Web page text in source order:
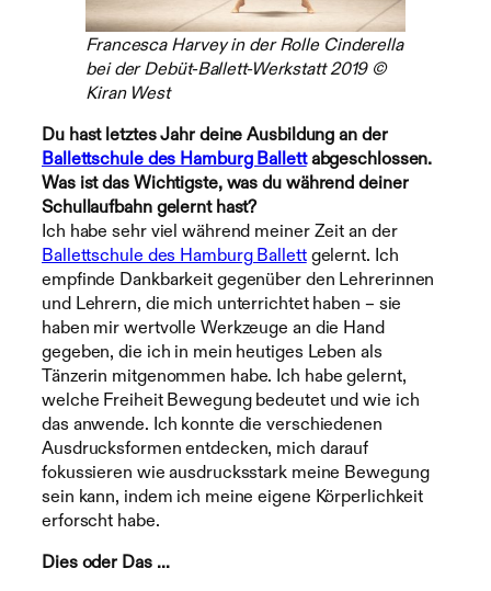
Francesca Harvey in der Rolle Cinderella
bei der Debüt-Ballett-Werkstatt 2019 ©
Kiran West
Du hast letztes Jahr deine Ausbildung an der
Ballettschule des Hamburg Ballettabgeschlossen.
Was ist das Wichtigste, was du während deiner
Schullaufbahn gelernt hast?
Ich habe sehr viel während meiner Zeit an der
Ballettschule des Hamburg Ballettgelernt. Ich
empfinde Dankbarkeit gegenüber den Lehrerinnen
und Lehrern, die mich unterrichtet haben – sie
haben mir wertvolle Werkzeuge an die Hand
gegeben, die ich in mein heutiges Leben als
Tänzerin mitgenommen habe. Ich habe gelernt,
welche Freiheit Bewegung bedeutet und wie ich
das anwende. Ich konnte die verschiedenen
Ausdrucksformen entdecken, mich darauf
fokussieren wie ausdrucksstark meine Bewegung
sein kann, indem ich meine eigene Körperlichkeit
erforscht habe.
Dies oder Das …